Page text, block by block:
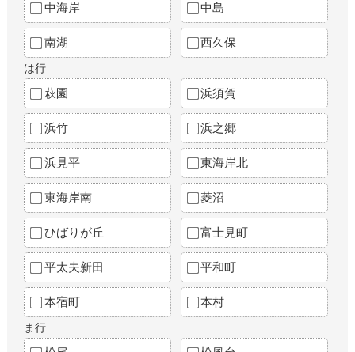
中海岸 中島
南湖 西久保
は行
萩園 浜須賀
浜竹 浜之郷
浜見平 東海岸北
東海岸南 菱沼
ひばりが丘 富士見町
平太夫新田 平和町
本宿町 本村
ま行